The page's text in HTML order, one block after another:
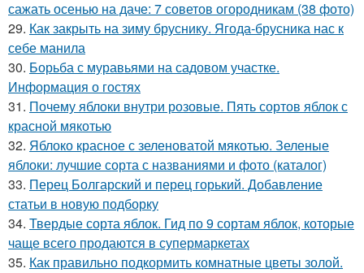
сажать осенью на даче: 7 советов огородникам (38 фото)
29. Как закрыть на зиму бруснику. Ягода-брусника нас к
себе манила
30. Борьба с муравьями на садовом участке.
Информация о гостях
31. Почему яблоки внутри розовые. Пять сортов яблок с
красной мякотью
32. Яблоко красное с зеленоватой мякотью. Зеленые
яблоки: лучшие сорта с названиями и фото (каталог)
33. Перец Болгарский и перец горький. Добавление
статьи в новую подборку
34. Твердые сорта яблок. Гид по 9 сортам яблок, которые
чаще всего продаются в супермаркетах
35. Как правильно подкормить комнатные цветы золой.